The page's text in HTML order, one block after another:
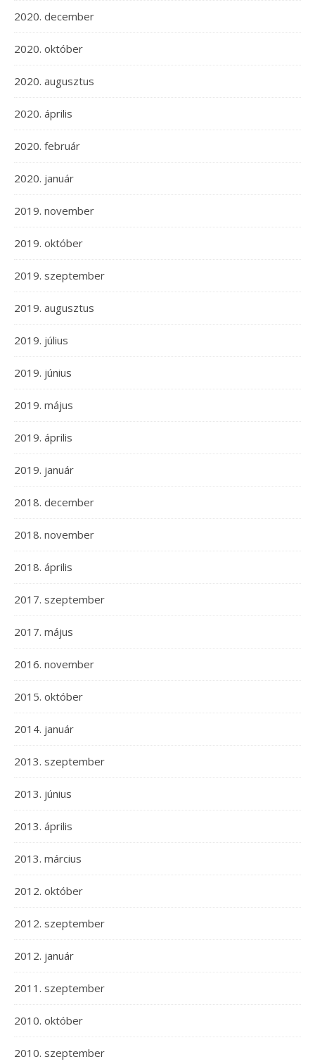
2020. december
2020. október
2020. augusztus
2020. április
2020. február
2020. január
2019. november
2019. október
2019. szeptember
2019. augusztus
2019. július
2019. június
2019. május
2019. április
2019. január
2018. december
2018. november
2018. április
2017. szeptember
2017. május
2016. november
2015. október
2014. január
2013. szeptember
2013. június
2013. április
2013. március
2012. október
2012. szeptember
2012. január
2011. szeptember
2010. október
2010. szeptember